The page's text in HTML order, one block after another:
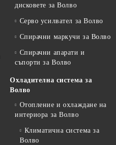
дисковете за Волво
Серво усилвател за Волво
Спирачни маркучи за Волво
Спирачни апарати и
съпорти за Волво
Охладителна система за
Волво
Отопление и охлаждане на
интериора за Волво
Климатична система за
Волво